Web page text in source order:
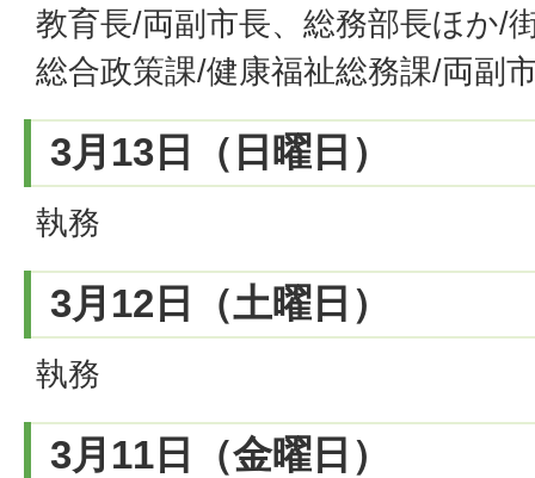
教育長/両副市長、総務部長ほか/
総合政策課/健康福祉総務課/両副
3月13日（日曜日）
執務
3月12日（土曜日）
執務
3月11日（金曜日）